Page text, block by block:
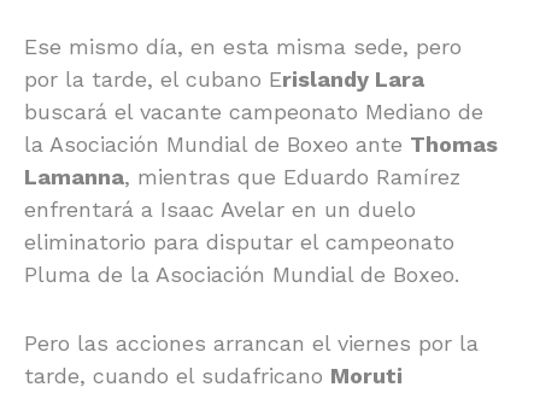
Ese mismo día, en esta misma sede, pero
por la tarde, el cubano Erislandy Lara
buscará el vacante campeonato Mediano de
la Asociación Mundial de Boxeo ante Thomas
Lamanna, mientras que Eduardo Ramírez
enfrentará a Isaac Avelar en un duelo
eliminatorio para disputar el campeonato
Pluma de la Asociación Mundial de Boxeo.
Pero las acciones arrancan el viernes por la
tarde, cuando el sudafricano Moruti